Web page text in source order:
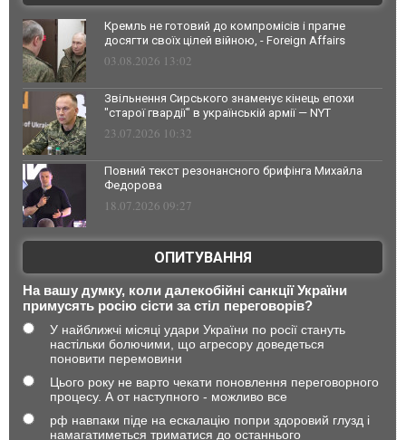
Кремль не готовий до компромісів і прагне
досягти своїх цілей війною, - Foreign Affairs
03.08.2026 13:02
Звільнення Сирського знаменує кінець епохи
"старої гвардії" в українській армії — NYT
23.07.2026 10:32
Повний текст резонансного брифінга Михайла
Федорова
18.07.2026 09:27
ОПИТУВАННЯ
На вашу думку, коли далекобійні санкції України
примусять росію сісти за стіл переговорів?
У найближчі місяці удари України по росії стануть
настільки болючими, що агресору доведеться
поновити перемовини
Цього року не варто чекати поновлення переговорного
процесу. А от наступного - можливо все
рф навпаки піде на ескалацію попри здоровий глузд і
намагатиметься триматися до останнього